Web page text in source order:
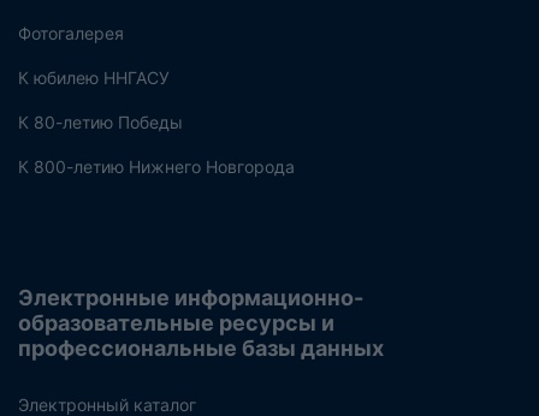
Фотогалерея
К юбилею ННГАСУ
К 80-летию Победы
К 800-летию Нижнего Новгорода
Электронные информационно-
образовательные ресурсы и
профессиональные базы данных
Электронный каталог